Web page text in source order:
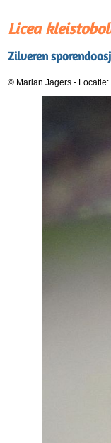
Licea
Zilveren
© Marian Jagers -